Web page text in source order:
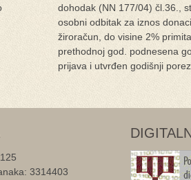
dohodak (NN 177/04) čl.36.,
osobni odbitak za iznos
žiroračun, do visine 2%
prethodnoj god. podnesena
prijava i utvrđen godišnji
3314403